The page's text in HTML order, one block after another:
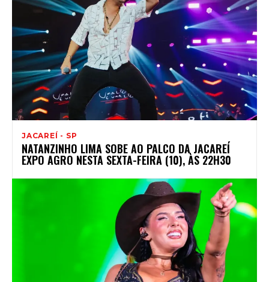
JACAREÍ - SP
NATANZINHO LIMA SOBE AO PALCO DA JACAREÍ
EXPO AGRO NESTA SEXTA-FEIRA (10), ÀS 22H30